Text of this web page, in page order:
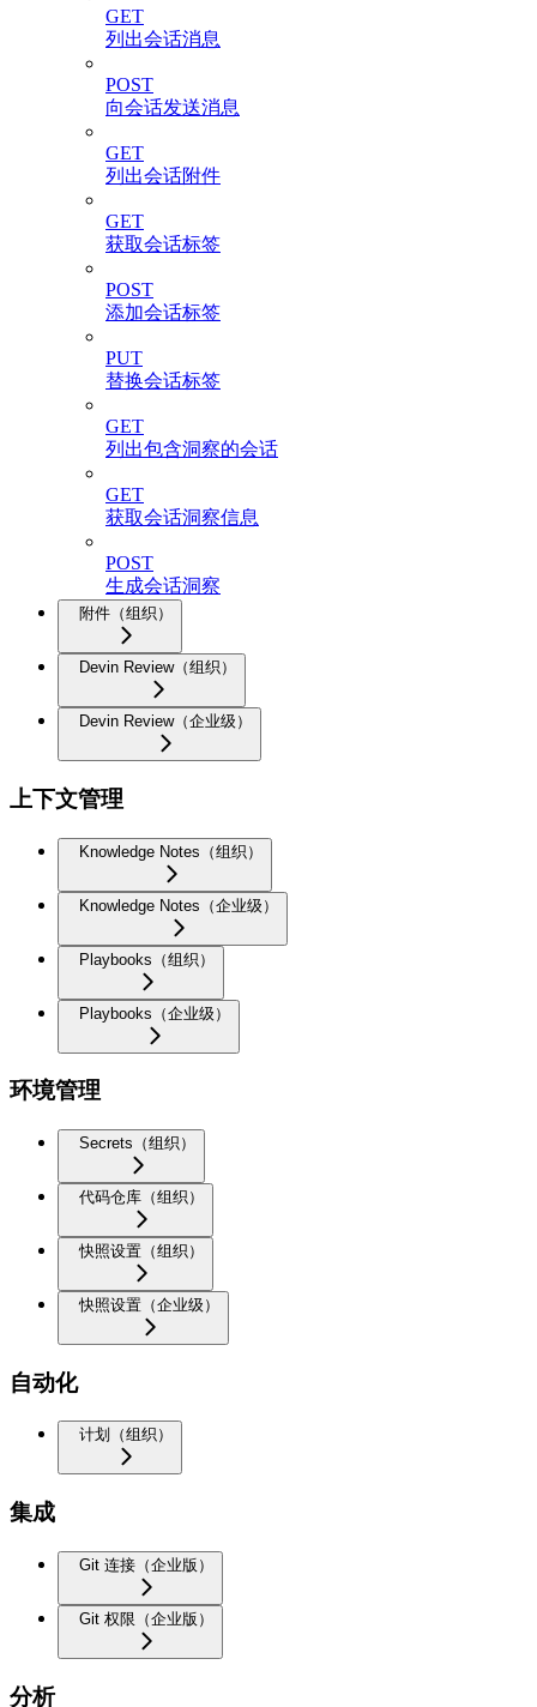
GET
列出会话消息
POST
向会话发送消息
GET
列出会话附件
GET
获取会话标签
POST
添加会话标签
PUT
替换会话标签
GET
列出包含洞察的会话
GET
获取会话洞察信息
POST
生成会话洞察
附件（组织）
Devin Review（组织）
Devin Review（企业级）
上下文管理
Knowledge Notes（组织）
Knowledge Notes（企业级）
Playbooks（组织）
Playbooks（企业级）
环境管理
Secrets（组织）
代码仓库（组织）
快照设置（组织）
快照设置（企业级）
自动化
计划（组织）
集成
Git 连接（企业版）
Git 权限（企业版）
分析